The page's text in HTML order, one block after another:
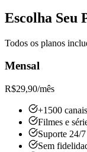
Escolha Seu
Todos os planos
Mensal
R$29,90/mês
+1500
Filmes e
Suporte 24/7
Sem